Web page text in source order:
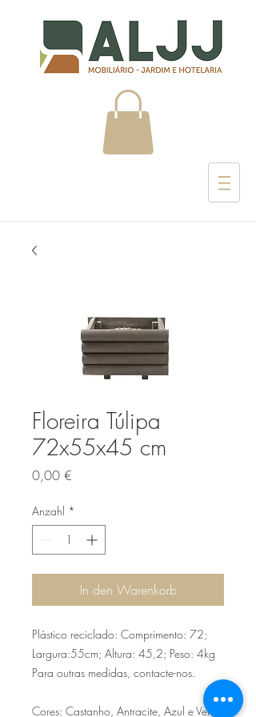
Floreira Túlipa
72x55x45 cm
0,00 €
Anzahl *
In den Warenkorb
Plástico reciclado: Comprimento: 72;
Largura:55cm; Altura: 45,2; Peso: 4kg
Para outras medidas, contacte-nos.
Cores: Castanho, Antracite, Azul e Verde